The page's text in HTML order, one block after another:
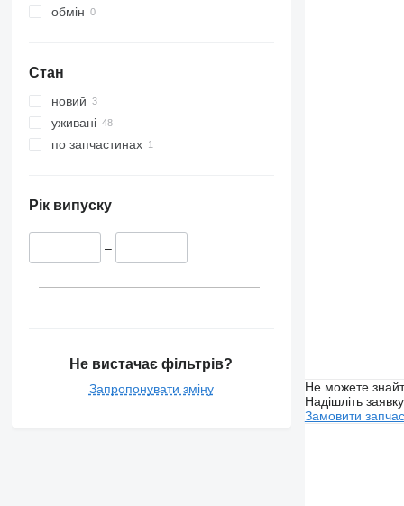
обмін
Стан
новий
уживані
по запчастинах
Рік випуску
–
Не вистачає фільтрів?
Запропонувати зміну
Не можете
Надішліть
Замовити